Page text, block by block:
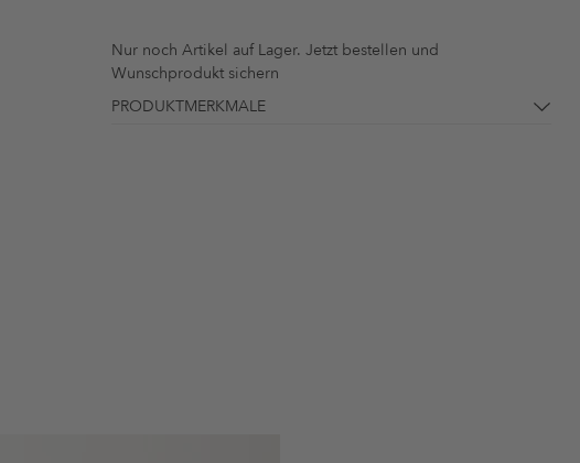
Nur noch Artikel auf Lager. Jetzt bestellen und
Wunschprodukt sichern
PRODUKTMERKMALE